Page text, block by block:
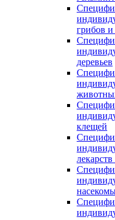
грибов и
деревьев
клещей